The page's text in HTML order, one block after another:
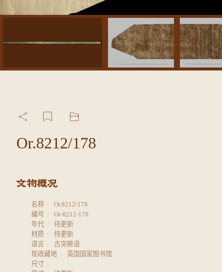
Or.8212/178
名称
Or.8212/178
编号
Or-8212-178
年代
待更新
材质
待更新
语言
古突厥语
现收藏地
英国国家图书馆
尺寸